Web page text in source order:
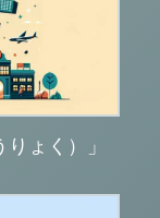
ょく）」